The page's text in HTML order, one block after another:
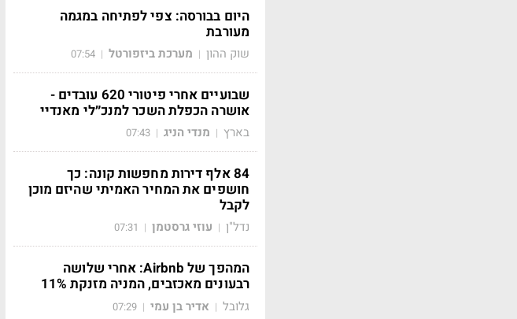
היום בבורסה: צפי לפתיחה במגמה
מעורבת
שוק ההון | מערכת ביזפורטל |
07:54
שבועיים אחרי פיטורי 620 עובדים -
אושרה הכפלת השכר למנכ״לי מאנדיי
בארץ | מנדי הניג |
07:43
84 אלף דירות מחפשות קונה: כך
חושפים את המחיר האמיתי שהיזם מוכן
לקבל
נדל"ן | עוזי גרסטמן |
07:31
המהפך של Airbnb: אחרי שלושה
רבעונים מאכזבים, המניה מזנקת 11%
גלובל | אדיר בן עמי |
07:29